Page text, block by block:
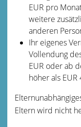
EUR pro
weitere
anderen
Ihr eigenes
Vollendung
EUR oder ab
höher als EUR
Eltern wird nicht